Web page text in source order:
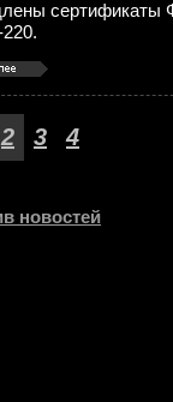
сертификаты
2 3 4
новостей